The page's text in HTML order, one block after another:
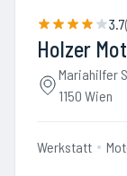
3.7(
Holzer
Mariahilfer
1150 Wien
Werkstatt